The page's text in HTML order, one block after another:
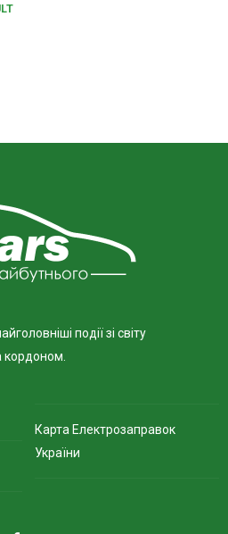
події зі світу
кордоном.
Карта Електрозаправок
України